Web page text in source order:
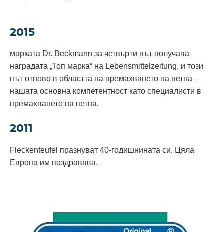
2015
марката Dr. Beckmann за четвърти път получава
наградата „Топ марка“ на Lebensmittelzeitung, и този
път отново в областта на премахването на петна –
нашата основна компетентност като специалисти в
премахването на петна.
2011
Fleckenteufel празнуват 40-годишнината си. Цяла
Европа им поздравява.